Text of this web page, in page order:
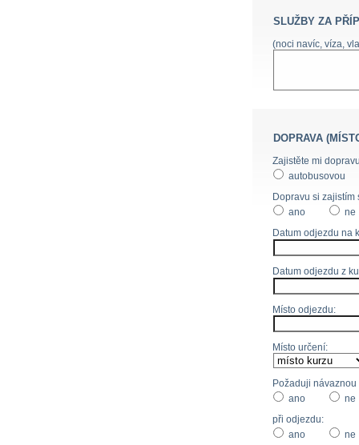
SLUŽBY ZA
(noci navíc, víza,
DOPRAVA
Zajistěte mi
autobusovou
Dopravu si zajistím
ano
ne
Datum odjezdu na
Datum odjezdu z
Místo odjezdu:
Místo určení:
Požaduji
ano
ne
při odjezdu:
ano
ne